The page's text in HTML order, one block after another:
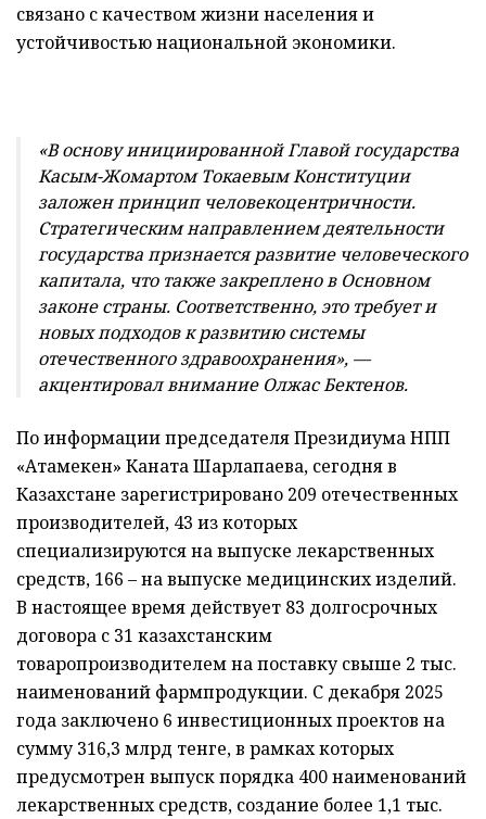
связано с качеством жизни населения и
устойчивостью национальной экономики.
«В основу инициированной Главой государства
Касым-Жомартом Токаевым Конституции
заложен принцип человекоцентричности.
Стратегическим направлением деятельности
государства признается развитие человеческого
капитала, что также закреплено в Основном
законе страны. Соответственно, это требует и
новых подходов к развитию системы
отечественного здравоохранения», —
акцентировал внимание Олжас Бектенов.
По информации председателя Президиума НПП
«Атамекен» Каната Шарлапаева, сегодня в
Казахстане зарегистрировано 209 отечественных
производителей, 43 из которых
специализируются на выпуске лекарственных
средств, 166 – на выпуске медицинских изделий.
В настоящее время действует 83 долгосрочных
договора с 31 казахстанским
товаропроизводителем на поставку свыше 2 тыс.
наименований фармпродукции. С декабря 2025
года заключено 6 инвестиционных проектов на
сумму 316,3 млрд тенге, в рамках которых
предусмотрен выпуск порядка 400 наименований
лекарственных средств, создание более 1,1 тыс.